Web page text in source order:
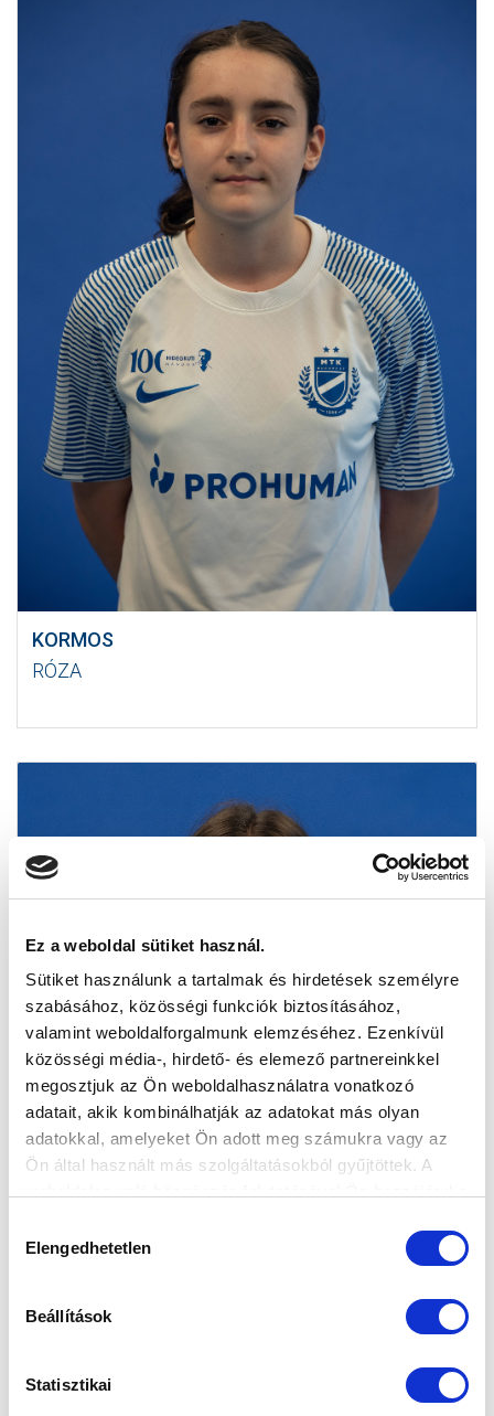
Ez a weboldal sütiket használ.
Sütiket használunk a tartalmak és hirdetések személyre
szabásához, közösségi funkciók biztosításához,
valamint weboldalforgalmunk elemzéséhez. Ezenkívül
közösségi média-, hirdető- és elemező partnereinkkel
megosztjuk az Ön weboldalhasználatra vonatkozó
adatait, akik kombinálhatják az adatokat más olyan
adatokkal, amelyeket Ön adott meg számukra vagy az
Ön által használt más szolgáltatásokból gyűjtöttek. A
kiválasztása
Elengedhetetlen
Beállítások
Statisztikai
KORMOS
RÓZA